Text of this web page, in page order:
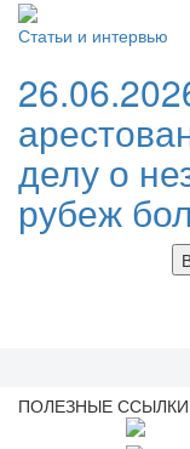
Статьи и интервью
делу о
рубеж
ПОЛЕЗНЫЕ